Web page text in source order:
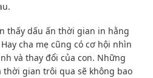
thấy dấu ấn thời gian in hằng
cha mẹ cũng có cơ hội nhìn
và thay đổi của con. Những
thời gian trôi qua sẽ không bao